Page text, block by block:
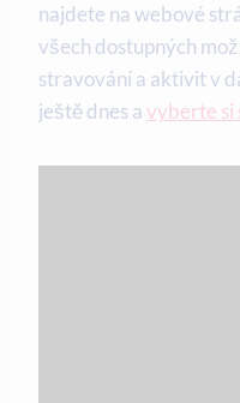
najdete na webové
všech dostupných
stravování a aktivit ‍v
ještě dnes ⁣a ⁣vyberte si